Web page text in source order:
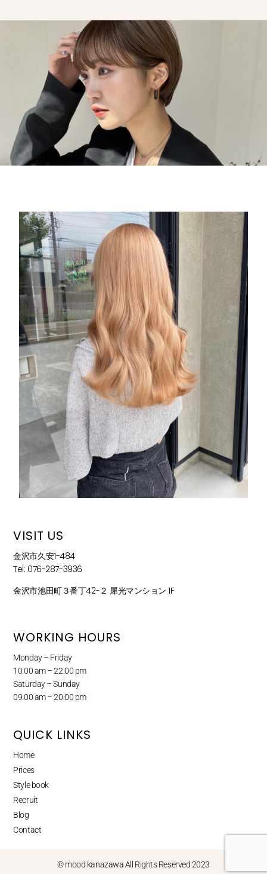
VISIT US
金沢市久安1-484
Tel: 076-287-3936
金沢市池田町３番丁42−２ 犀光マンション 1F
WORKING HOURS
Monday – Friday
10:00 am – 22:00 pm
Saturday – Sunday
09:00 am – 20:00 pm
QUICK LINKS
Home
Prices
Style book
Recruit
Blog
Contact
© mood kanazawa All Rights Reserved 2023